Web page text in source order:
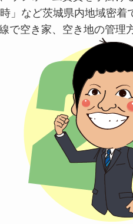
」など茨城県内地域密
で空き家、空き地の管理